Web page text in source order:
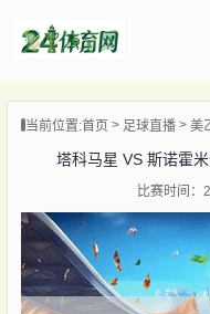
播
播
播
当前位置:首页 足球直播 美
塔科马星 VS 斯诺霍
比赛时间：